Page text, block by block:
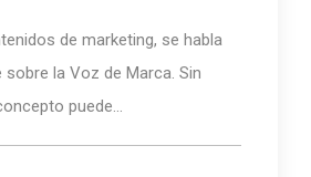
de marketing, se habla
la Voz de Marca. Sin
puede...